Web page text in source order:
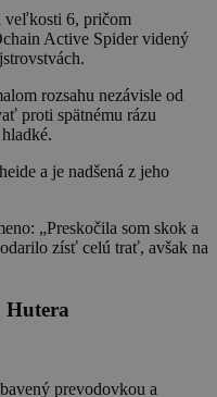
veľkosti 6, pričom
Active Spider videný
rozsahu nezávisle od
proti spätnému rázu
a je nadšená z jeho
„Preskočila som skok a
zísť celú trať, avšak na
Hutera
prevodovkou a